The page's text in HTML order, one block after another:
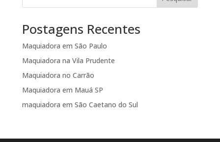
Postagens Recentes
Maquiadora em São Paulo
Maquiadora na Vila Prudente
Maquiadora no Carrão
Maquiadora em Mauá SP
maquiadora em São Caetano do Sul